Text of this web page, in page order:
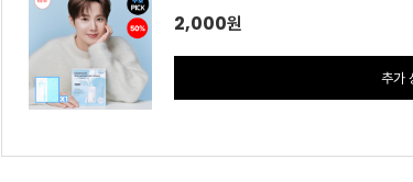
2,000원
추가